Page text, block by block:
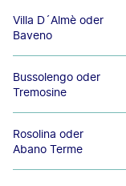
Villa D´Almè oder
Baveno
Bussolengo oder
Tremosine
Rosolina oder
Abano Terme